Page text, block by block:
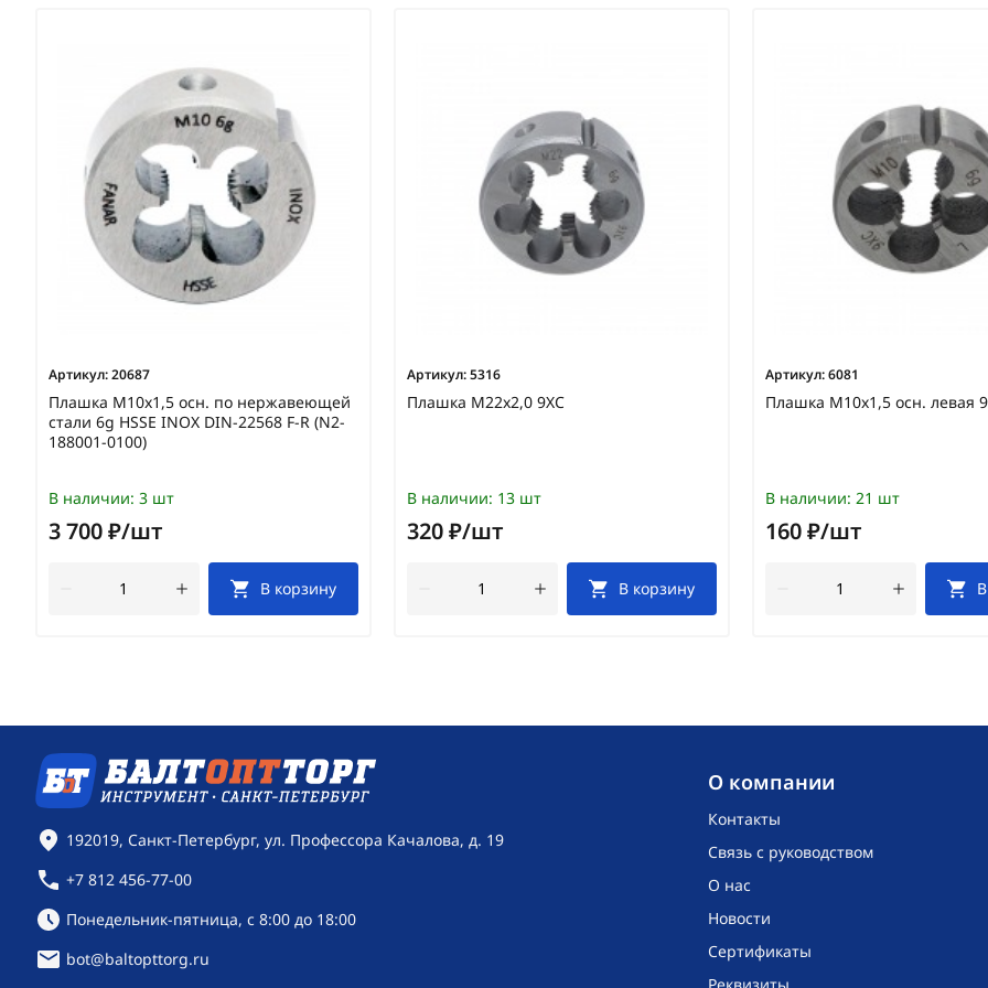
Артикул:20687
Плашка М10х1,5 осн. по нержавеющей
стали 6g HSSE INOX DIN-22568 F-R (N2-
188001-0100)
В наличии: 3 шт
3 700 ₽/шт
В корзину
Артикул:5316
Плашка М22х2,0 9ХС
В наличии: 13 шт
320 ₽/шт
В корзину
Артикул:6081
Плашка М10х1,5 осн. левая
В наличии: 21 шт
160 ₽/шт
O компании
Контакты
Связь с руководством
О нас
Новости
Сертификаты
Реквизиты
Контактная информация
192019, Санкт-Петербург, ул. Профессора Качалова, д. 19
+7 812 456-77-00
Режим работы:
Понедельник-пятница, с 8:00 до 18:00
bot@baltopttorg.ru